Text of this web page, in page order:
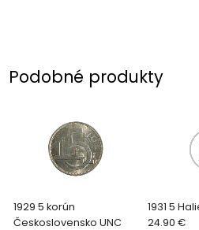
Podobné produkty
1929 5 korún
Československo UNC
1931 5
24.90 €